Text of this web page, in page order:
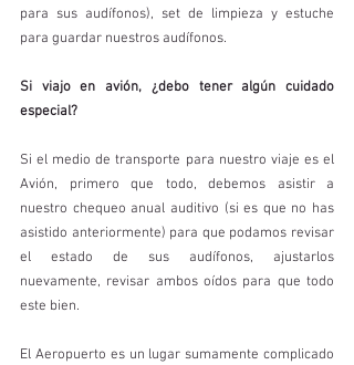
para sus audífonos), set de limpieza y estuche
para guardar nuestros audífonos.
Si viajo en avión, ¿debo tener algún cuidado
especial?
Si el medio de transporte para nuestro viaje es el
Avión, primero que todo, debemos asistir a
nuestro chequeo anual auditivo (si es que no has
asistido anteriormente) para que podamos revisar
el estado de sus audífonos, ajustarlos
nuevamente, revisar ambos oídos para que todo
este bien.
El Aeropuerto es un lugar sumamente complicado